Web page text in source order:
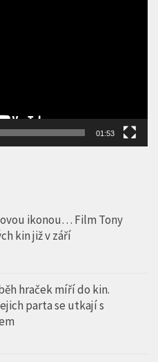
01:53
ikonou… Film Tony
kin již v září
hraček míří do kin.
parta se utkají s